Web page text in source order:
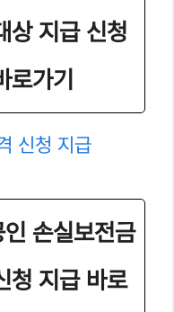
상 지급 신청
로가기
신청 지급
손실보전금
청 지급 바로